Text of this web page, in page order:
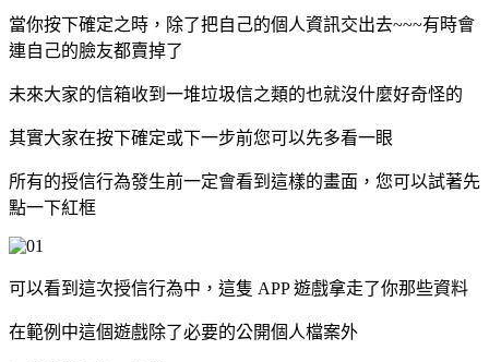
當你按下確定之時，除了把自己的個人資訊交出去~~~有時會
連自己的臉友都賣掉了
未來大家的信箱收到一堆垃圾信之類的也就沒什麼好奇怪的
其實大家在按下確定或下一步前您可以先多看一眼
所有的授信行為發生前一定會看到這樣的畫面，您可以試著先
點一下紅框
可以看到這次授信行為中，這隻 APP 遊戲拿走了你那些資料
在範例中這個遊戲除了必要的公開個人檔案外